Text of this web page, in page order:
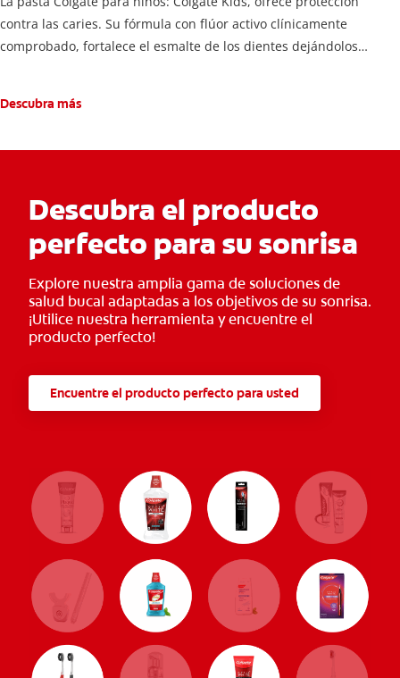
contra las caries. Su fórmula con flúor activo clínicamente
comprobado, fortalece el esmalte de los dientes dejándolos
Descubra más
Descubra el producto
perfecto para su sonrisa
Explore nuestra amplia gama de soluciones de
salud bucal adaptadas a los objetivos de su sonrisa.
¡Utilice nuestra herramienta y encuentre el
producto perfecto!
Encuentre el producto perfecto para usted